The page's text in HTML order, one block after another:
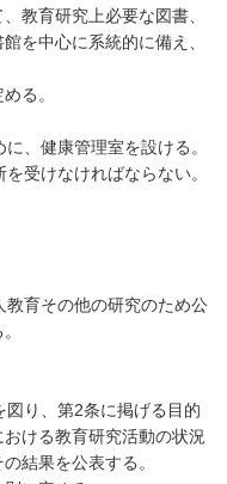
教育研究上必要な図書、
を中心に系統的に備え、
る。
、健康管理室を設ける。
受けなければならない。
育その他の研究のため公
り、第2条に掲げる目的
ける教育研究活動の状況
結果を公表する。